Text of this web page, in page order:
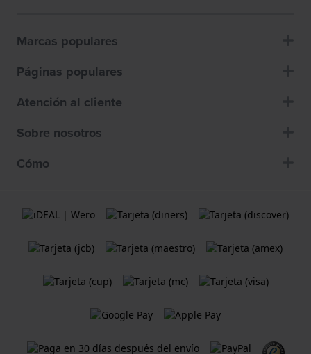
Marcas populares
Páginas populares
Atención al cliente
Sobre nosotros
Cómo